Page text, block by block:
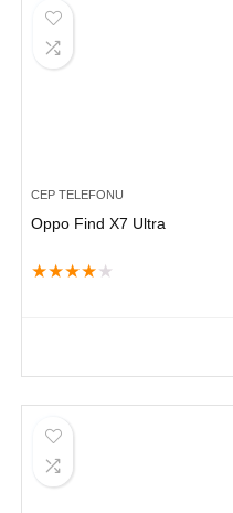
CEP TELEFONU
Oppo Find X7 Ultra
★★★★ ★